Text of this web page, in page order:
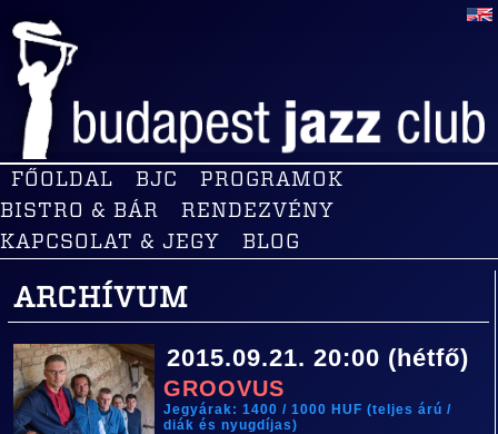
FŐOLDAL BJC
PROGRAMOK
BISTRO & BÁR
RENDEZVÉNY
KAPCSOLAT & JEGY
BLOG
ARCHÍVUM
2015.09.21. 20:00 (hétfő)
GROOVUS
Jegyárak: 1400 / 1000 HUF (teljes árú /
diák és nyugdíjas)